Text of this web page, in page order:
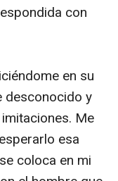
con
en su
desconocido y
Me
esa
coloca en mi